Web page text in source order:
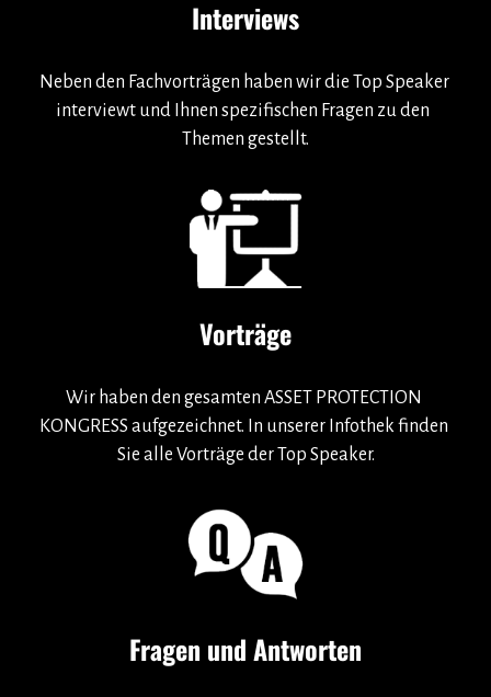
Interviews
Neben den Fachvorträgen haben wir die Top Speaker
interviewt und Ihnen spezifischen Fragen zu den
Themen gestellt.
Vorträge
Wir haben den gesamten ASSET PROTECTION
KONGRESS aufgezeichnet. In unserer Infothek finden
Sie alle Vorträge der Top Speaker.
Fragen und Antworten